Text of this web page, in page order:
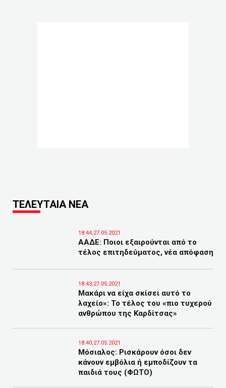
ΤΕΛΕΥΤΑΙΑ ΝΕΑ
18:44,27.05.2021
ΑΑΔΕ: Ποιοι εξαιρούνται από το
τέλος επιτηδεύματος, νέα απόφαση
18:43,27.05.2021
Μακάρι να είχα σκίσει αυτό το
λαχείο»: Το τέλος του «πιο τυχερού
ανθρώπου της Καρδίτσας»
18:40,27.05.2021
Μόσιαλος: Ρισκάρουν όσοι δεν
κάνουν εμβόλια ή εμποδίζουν τα
παιδιά τους (ΦΩΤΟ)